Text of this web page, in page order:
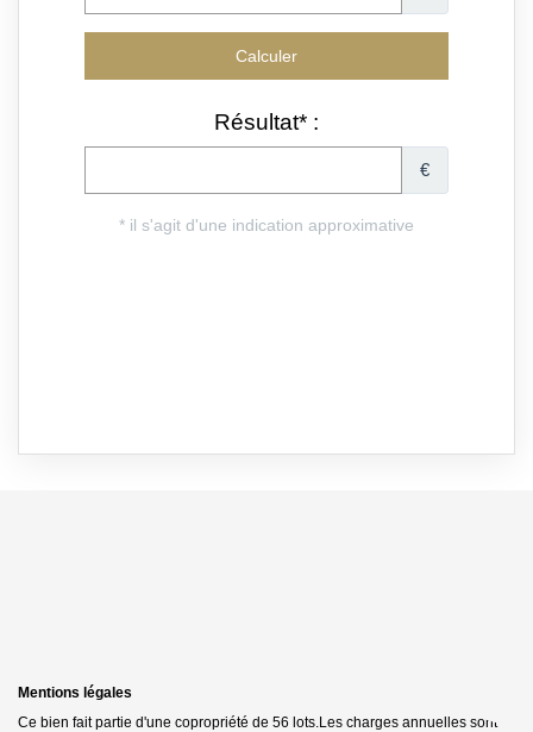
Mentions légales
Ce bien fait partie d'une copropriété de 56 lots.Les charges annuelles sont